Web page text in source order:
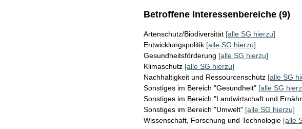
Betroffene Interessenbereiche (9)
Artenschutz/Biodiversität [alle SG hierzu]
Entwicklungspolitik [alle SG hierzu]
Gesundheitsförderung [alle SG hierzu]
Klimaschutz [alle SG hierzu]
Nachhaltigkeit und Ressourcenschutz [alle SG
Sonstiges im Bereich "Gesundheit" [alle SG
Sonstiges im Bereich "Landwirtschaft und
Sonstiges im Bereich "Umwelt" [alle SG hierzu]
Wissenschaft, Forschung und Technologie [alle